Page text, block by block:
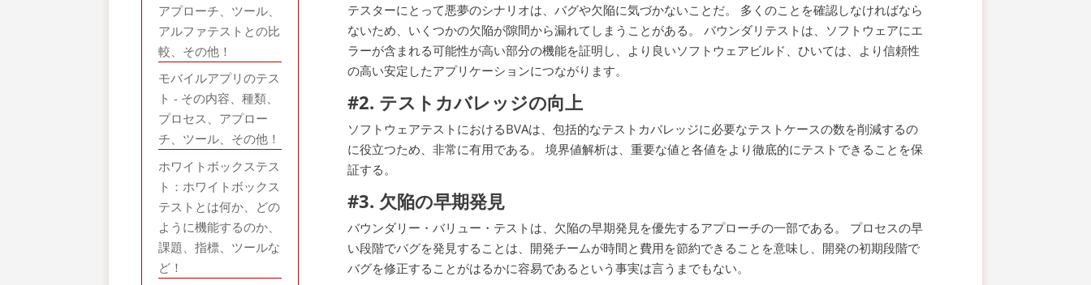
テスターにとって悪夢のシナリオは、バグや欠陥に気づかないことだ。 多くのことを確認しなければなら
ないため、いくつかの欠陥が隙間から漏れてしまうことがある。 バウンダリテストは、ソフトウェアにエ
ラーが含まれる可能性が高い部分の機能を証明し、より良いソフトウェアビルド、ひいては、より信頼性
の高い安定したアプリケーションにつながります。
#2. テストカバレッジの向上
ソフトウェアテストにおけるBVAは、包括的なテストカバレッジに必要なテストケースの数を削減するの
に役立つため、非常に有用である。 境界値解析は、重要な値と各値をより徹底的にテストできることを保
証する。
#3. 欠陥の早期発見
バウンダリー・バリュー・テストは、欠陥の早期発見を優先するアプローチの一部である。 プロセスの早
い段階でバグを発見することは、開発チームが時間と費用を節約できることを意味し、開発の初期段階で
バグを修正することがはるかに容易であるという事実は言うまでもない。
アプローチ、ツール、
アルファテストとの比
較、その他！
モバイルアプリのテス
ト - その内容、種類、
プロセス、アプロー
チ、ツール、その他！
ホワイトボックステス
ト：ホワイトボックス
テストとは何か、どの
ように機能するのか、
課題、指標、ツールな
ど！